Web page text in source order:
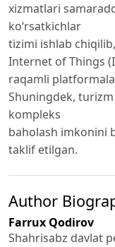
xizmatlari
ko‘rsatkichlar
tizimi ishlab
Internet of Things
raqamli
Shuningdek,
kompleks
baholash imkonini
taklif etilgan.
Author
Farrux Qodirov
Shahrisabz davlat